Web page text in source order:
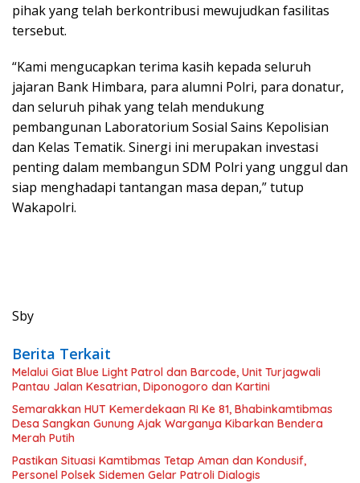
pihak yang telah berkontribusi mewujudkan fasilitas
tersebut.
“Kami mengucapkan terima kasih kepada seluruh
jajaran Bank Himbara, para alumni Polri, para donatur,
dan seluruh pihak yang telah mendukung
pembangunan Laboratorium Sosial Sains Kepolisian
dan Kelas Tematik. Sinergi ini merupakan investasi
penting dalam membangun SDM Polri yang unggul dan
siap menghadapi tantangan masa depan,” tutup
Wakapolri.
Sby
Berita Terkait
Melalui Giat Blue Light Patrol dan Barcode, Unit Turjagwali
Pantau Jalan Kesatrian, Diponogoro dan Kartini
Semarakkan HUT Kemerdekaan RI Ke 81, Bhabinkamtibmas
Desa Sangkan Gunung Ajak Warganya Kibarkan Bendera
Merah Putih
Pastikan Situasi Kamtibmas Tetap Aman dan Kondusif,
Personel Polsek Sidemen Gelar Patroli Dialogis